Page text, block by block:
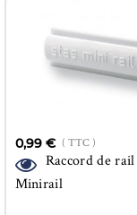
0,99 € ( TTC )
Raccord de
Minirail